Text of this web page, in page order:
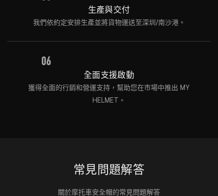
生產與交付
我們依約定安排生產並將貨物運送至深圳/南沙港。
06
全面支援啟動
獲得全面的行銷和營運支持，幫助您在市場中推出 MY
HELMET。
常見問題解答
關於摩托車安全帽的常見問題解答